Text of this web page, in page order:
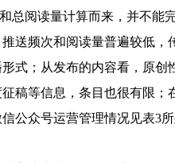
总阅读量计算而来，并不能
送频次和阅读量普遍较低
式；从发布的内容看，原
稿等信息，条目也很有限
公众号运营管理情况见表3所